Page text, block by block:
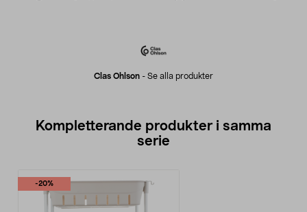
Clas Ohlson - Se alla produkter
Kompletterande produkter i samma
serie
-20%